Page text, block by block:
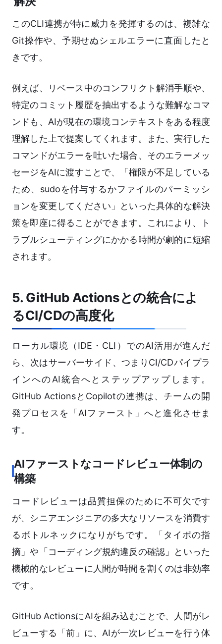
このCLI連携が特に威力を発揮するのは、複雑な
Git操作や、予期せぬシェルエラーに直面したと
きです。
例えば、リベース中のコンフリクト解消手順や、
特定のコミット履歴を抽出するような難解なコマ
ンドも、AIが現在の環境コンテキストをある程度
理解した上で提案してくれます。また、実行した
コマンドがエラーを吐いた場合、そのエラーメッ
セージをAIに渡すことで、「権限が不足している
ため、sudoを付与するかファイルのパーミッシ
ョンを変更してください」といった具体的な解決
策を即座に得ることができます。これにより、ト
ラブルシューティングにかかる時間が劇的に短縮
されます。
5. GitHub Actionsとの統合によ
るCI/CDの高度化
ローカル環境（IDE・CLI）でのAI活用が進んだ
ら、次はサーバーサイド、つまりCI/CDパイプラ
インへのAI統合へとステップアップします。
GitHub ActionsとCopilotの連携は、チームの開
発プロセスを「AIファースト」へと進化させま
す。
AIファーストなコードレビュー体制の
構築
コードレビューは品質担保のために不可欠です
が、シニアエンジニアの多大なリソースを消費す
るボトルネックになりがちです。「タイポの指
摘」や「コーディング規約違反の確認」といった
機械的なレビューに人間が時間を割くのは非効率
です。
GitHub ActionsにAIを組み込むことで、人間がレ
ビューする「前」に、AIが一次レビューを行う体